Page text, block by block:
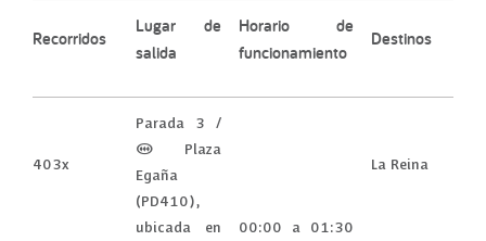
Recorridos
Lugar de
salida
Horario de
funcionamiento
Destinos
403x
Parada 3 /
(M) Plaza
Egaña
(PD410),
ubicada en
00:00 a 01:30
La Reina